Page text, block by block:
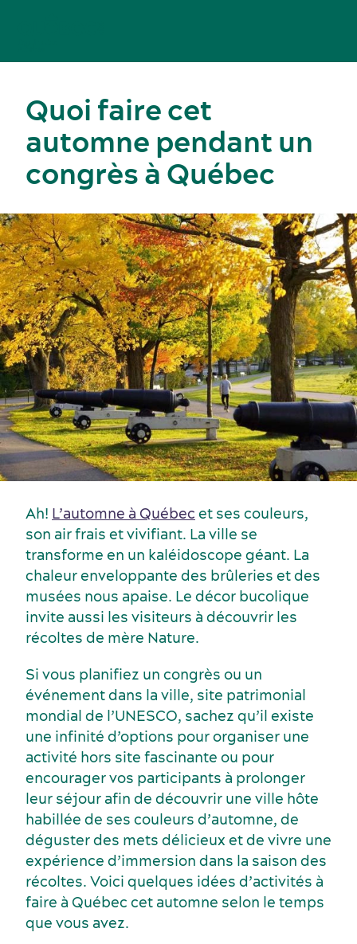
Gastronomie et services alimentaires
Congrès, réunions et expositions
Quoi faire cet
automne pendant un
congrès à Québec
Ah! L’automne à Québec et ses couleurs,
son air frais et vivifiant. La ville se
transforme en un kaléidoscope géant. La
chaleur enveloppante des brûleries et des
musées nous apaise. Le décor bucolique
invite aussi les visiteurs à découvrir les
récoltes de mère Nature.
Si vous planifiez un congrès ou un
événement dans la ville, site patrimonial
mondial de l’UNESCO, sachez qu’il existe
une infinité d’options pour organiser une
activité hors site fascinante ou pour
encourager vos participants à prolonger
leur séjour afin de découvrir une ville hôte
habillée de ses couleurs d’automne, de
déguster des mets délicieux et de vivre une
expérience d’immersion dans la saison des
récoltes. Voici quelques idées d’activités à
faire à Québec cet automne selon le temps
que vous avez.